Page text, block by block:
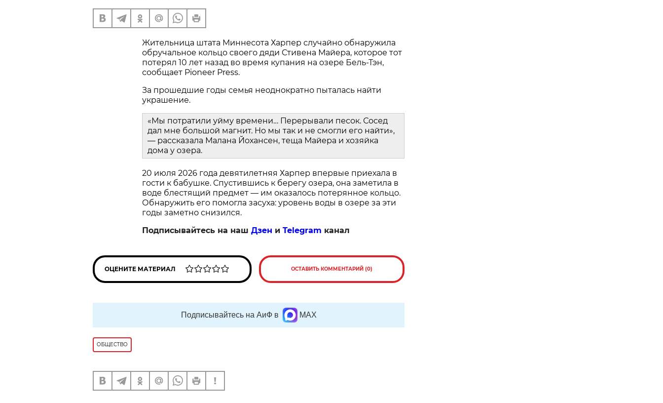
Жительница штата Миннесота Харпер случайно обнаружила
обручальное кольцо своего дяди Стивена Майера, которое тот
потерял 10 лет назад во время купания на озере Бель-Тэн,
сообщает Pioneer Press.
За прошедшие годы семья неоднократно пыталась найти
украшение.
«Мы потратили уйму времени… Перерывали песок. Сосед
дал мне большой магнит. Но мы так и не смогли его найти»,
— рассказала Малана Йохансен, теща Майера и хозяйка
дома у озера.
20 июля 2026 года девятилетняя Харпер впервые приехала в
гости к бабушке. Спустившись к берегу озера, она заметила в
воде блестящий предмет — им оказалось потерянное кольцо.
Обнаружить его помогла засуха: уровень воды в озере за эти
годы заметно снизился.
Подписывайтесь на наш Дзен и Telegram канал
ОЦЕНИТЕ МАТЕРИАЛ ОСТАВИТЬ КОММЕНТАРИЙ (0)
Подписывайтесь на АиФ в MAX
ОБЩЕСТВО